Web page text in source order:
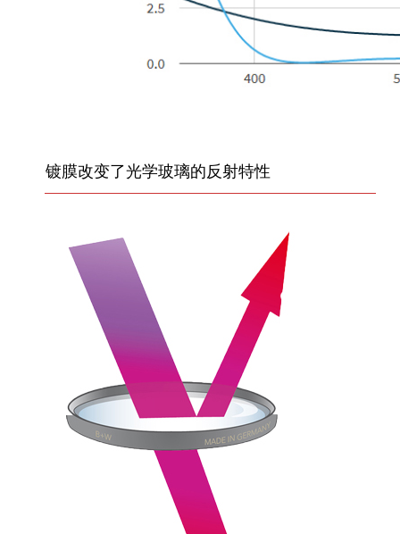
镀膜改变了光学玻璃的反射特性